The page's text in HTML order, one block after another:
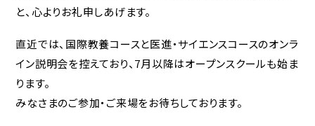
ブランドガイドライン
アクセス
採用情報
と、心よりお礼申しあげます。
直近では、国際教養コースと医進・サイエンスコースのオンラ
イン説明会を控えており、7月以降はオープンスクールも始ま
ります。
みなさまのご参加・ご来場をお待ちしております。